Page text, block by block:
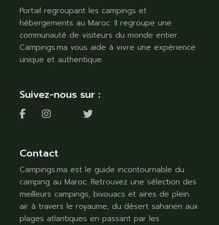
Portail regroupant les campings et
hébergements au Maroc. Il regroupe une
communauté de visiteurs du monde entier.
Campings.ma vous aide à vivre une expérience
unique et authentique.
Suivez-nous sur :
Contact
Campings.ma est le guide incontournable du
camping au Maroc. Retrouvez une sélection des
meilleurs campings, bivouacs et aires de plein
air à travers le royaume, du désert saharien aux
plages atlantiques en passant par les